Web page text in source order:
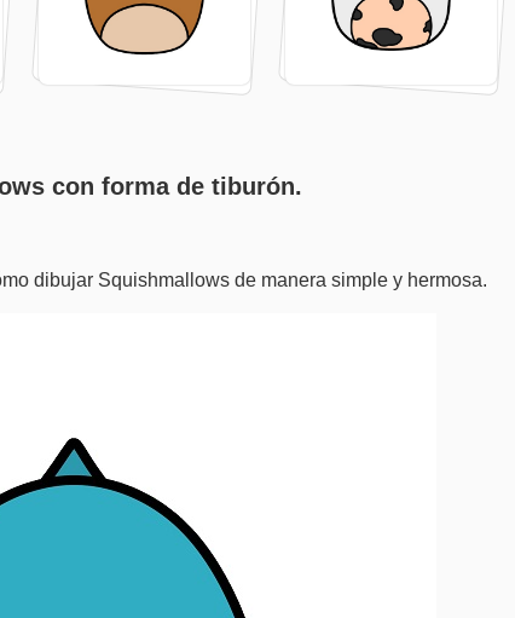
con forma de tiburón.
dibujar Squishmallows de manera simple y hermosa.